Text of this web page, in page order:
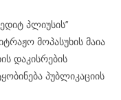
პლიუსის’’
მოპასუხის მაია
დაკისრების
პუბლიკაციის